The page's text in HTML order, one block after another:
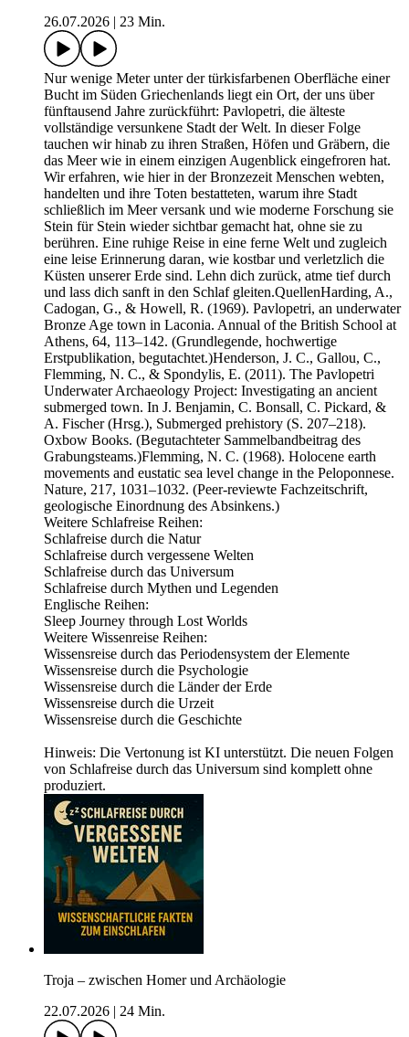
26.07.2026
23 Min.
Nur wenige Meter unter der türkisfarbenen Oberfläche einer
Bucht im Süden Griechenlands liegt ein Ort, der uns über
fünftausend Jahre zurückführt: Pavlopetri, die älteste
vollständige versunkene Stadt der Welt. In dieser Folge
tauchen wir hinab zu ihren Straßen, Höfen und Gräbern, die
das Meer wie in einem einzigen Augenblick eingefroren hat.
Wir erfahren, wie hier in der Bronzezeit Menschen webten,
handelten und ihre Toten bestatteten, warum ihre Stadt
schließlich im Meer versank und wie moderne Forschung sie
Stein für Stein wieder sichtbar gemacht hat, ohne sie zu
berühren. Eine ruhige Reise in eine ferne Welt und zugleich
eine leise Erinnerung daran, wie kostbar und verletzlich die
Küsten unserer Erde sind. Lehn dich zurück, atme tief durch
und lass dich sanft in den Schlaf gleiten.QuellenHarding, A.,
Cadogan, G., & Howell, R. (1969). Pavlopetri, an underwater
Bronze Age town in Laconia. Annual of the British School at
Athens, 64, 113–142. (Grundlegende, hochwertige
Erstpublikation, begutachtet.)Henderson, J. C., Gallou, C.,
Flemming, N. C., & Spondylis, E. (2011). The Pavlopetri
Underwater Archaeology Project: Investigating an ancient
submerged town. In J. Benjamin, C. Bonsall, C. Pickard, &
A. Fischer (Hrsg.), Submerged prehistory (S. 207–218).
Oxbow Books. (Begutachteter Sammelbandbeitrag des
Grabungsteams.)Flemming, N. C. (1968). Holocene earth
movements and eustatic sea level change in the Peloponnese.
Nature, 217, 1031–1032. (Peer-reviewte Fachzeitschrift,
geologische Einordnung des Absinkens.)
Weitere Schlafreise Reihen:
⁠⁠⁠⁠Schlafreise durch die Natur⁠⁠⁠⁠
⁠⁠⁠⁠Schlafreise durch vergessene Welten⁠⁠⁠⁠
⁠⁠⁠⁠Schlafreise durch das Universum⁠⁠⁠⁠
⁠⁠⁠⁠Schlafreise durch Mythen und Legenden⁠⁠⁠⁠
Englische Reihen:
⁠⁠⁠⁠Sleep Journey through Lost Worlds⁠⁠⁠⁠
Weitere Wissenreise Reihen:
⁠⁠⁠Wissensreise durch das Periodensystem der Elemente⁠⁠⁠⁠
⁠⁠⁠⁠Wissensreise durch die Psychologie⁠⁠⁠⁠
⁠⁠⁠⁠Wissensreise durch die Länder der Erde⁠⁠⁠⁠
⁠⁠⁠⁠Wissensreise durch die Urzeit⁠⁠⁠⁠
⁠⁠⁠⁠Wissensreise durch die Geschichte⁠⁠⁠
Hinweis: Die Vertonung ist KI unterstützt. Die neuen Folgen
von Schlafreise durch das Universum sind komplett ohne
produziert.
Troja – zwischen Homer und Archäologie
22.07.2026
24 Min.